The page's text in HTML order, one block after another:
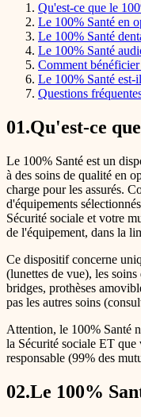
Qu'est-ce que le
Le 100% Santé en
Le 100% Santé
Le 100% Santé
Comment
Le 100% Santé est-
Questions
01.Qu'est-ce
Le 100% Santé est un
à des soins de qualité en
charge pour les assurés.
d'équipements
Sécurité sociale et votre
de l'équipement, dans la
Ce dispositif concerne
(lunettes de vue), les
bridges, prothèses
pas les autres soins
Attention, le 100% Santé
la Sécurité sociale ET que
responsable (99% des
02.Le 100%